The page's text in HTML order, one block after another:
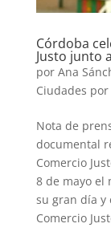
Córdoba
Justo junto
por Ana
Ciudades
Nota de
documental
Comercio
8 de mayo el
su gran día y
Comercio